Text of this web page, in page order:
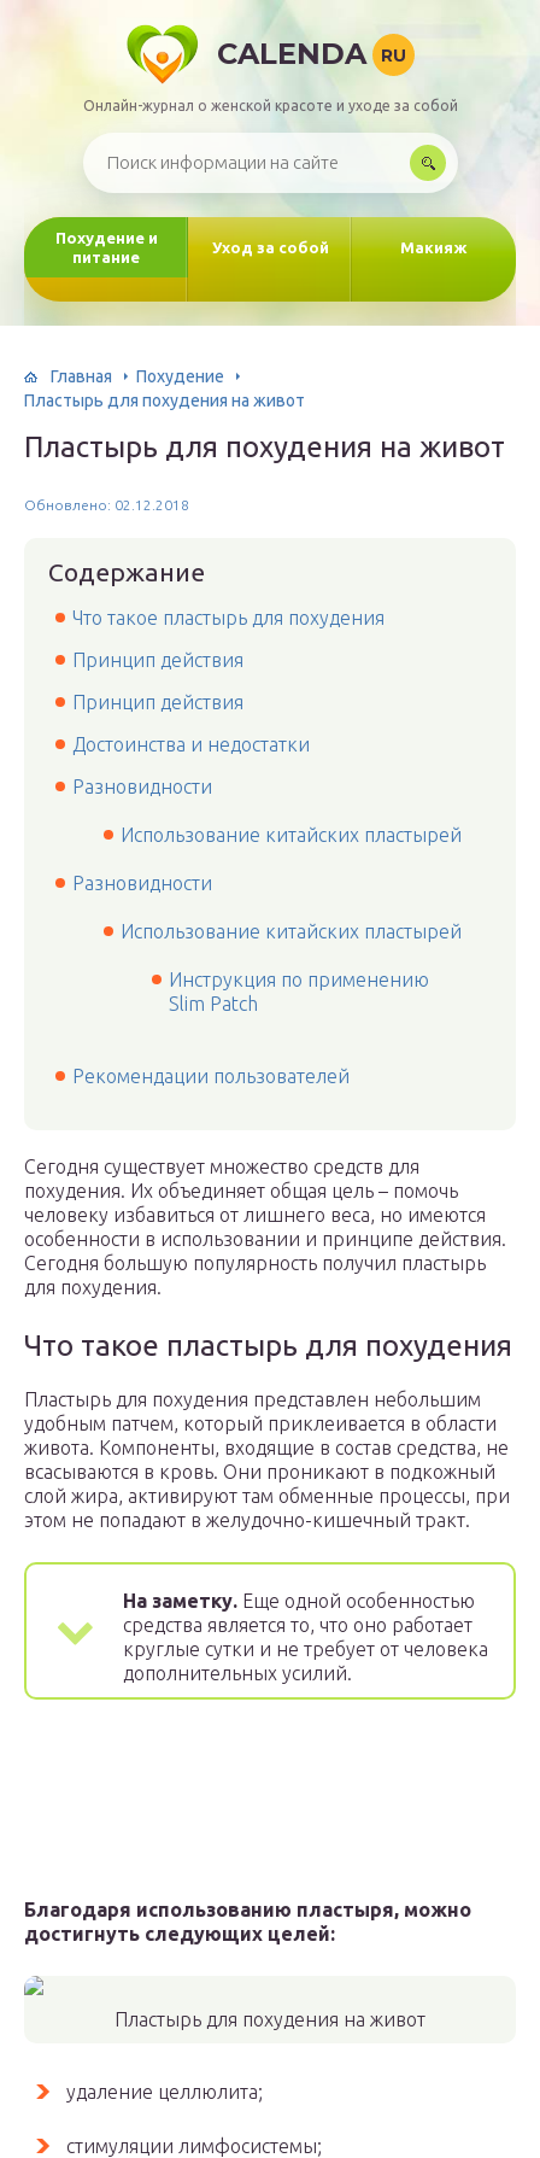
CALENDA RU
Онлайн-журнал о женской красоте и уходе за собой
Похудение и
питание
Уход за собой Макияж
Главная
Похудение
Пластырь для похудения на живот
Пластырь для похудения на живот
Обновлено: 02.12.2018
Содержание
Что такое пластырь для похудения
Принцип действия
Принцип действия
Достоинства и недостатки
Разновидности
Использование китайских пластырей
Разновидности
Использование китайских пластырей
Инструкция по применению
Slim Patch
Рекомендации пользователей
Сегодня существует множество средств для
похудения. Их объединяет общая цель – помочь
человеку избавиться от лишнего веса, но имеются
особенности в использовании и принципе действия.
Сегодня большую популярность получил пластырь
для похудения.
Что такое пластырь для похудения
Пластырь для похудения представлен небольшим
удобным патчем, который приклеивается в области
живота. Компоненты, входящие в состав средства, не
всасываются в кровь. Они проникают в подкожный
слой жира, активируют там обменные процессы, при
этом не попадают в желудочно-кишечный тракт.
На заметку. Еще одной особенностью
средства является то, что оно работает
круглые сутки и не требует от человека
дополнительных усилий.
Благодаря использованию пластыря, можно
достигнуть следующих целей:
Пластырь для похудения на живот
удаление целлюлита;
стимуляции лимфосистемы;